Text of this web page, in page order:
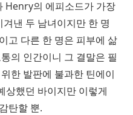
Henry의 에피소드가 가장
낸 두 남녀이지만 한 명
고 다른 한 명은 피부에 삶
의 인간이니 그 결말은 필
한 발판에 불과한 틴에이
상했던 바이지만 이렇게
탄할 뿐.